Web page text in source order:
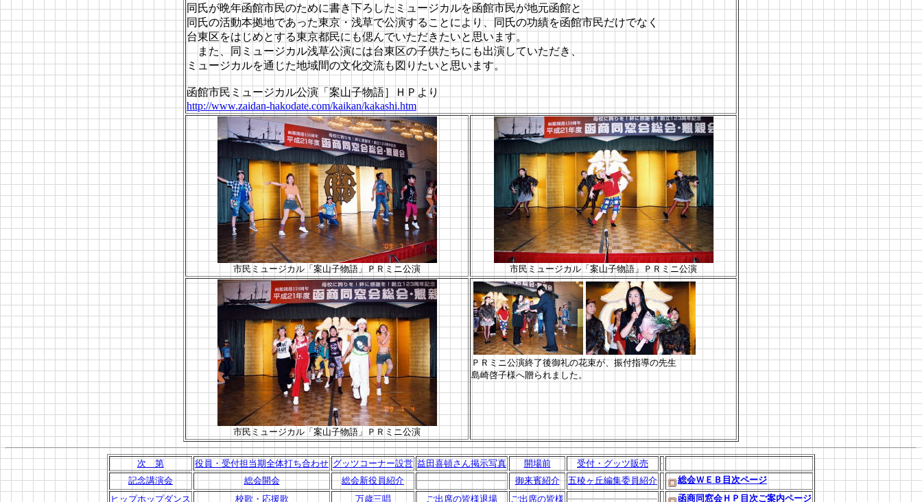
同氏が晩年函館市民のために書き下ろしたミュージカルを函館市民が地元函館と
同氏の活動本拠地であった東京・浅草で公演することにより、同氏の功績を函館市民だけでなく
台東区をはじめとする東京都民にも偲んでいただきたいと思います。
また、同ミュージカル浅草公演には台東区の子供たちにも出演していただき、
ミュージカルを通じた地域間の文化交流も図りたいと思います。
函館市民ミュージカル公演「案山子物語］ＨＰより
http://www.zaidan-hakodate.com/kaikan/kakashi.htm
市民ミュージカル「案山子物語」ＰＲミニ公演 市民ミュージカル「案山子物語」ＰＲミニ公演
市民ミュージカル「案山子物語」ＰＲミニ公演
ＰＲミニ公演終了後御礼の花束が、振付指導の先生
島崎啓子様へ贈られました。
次 第 役員・受付担当期全体打ち合わせ グッツコーナー設営 益田喜頓さん掲示写真 開場前
受付・グッツ販売
記念講演会
総会開会 総会新役員紹介 御来賓紹介 五稜ヶ丘編集委員紹介
総会ＷＥＢ目次ページ
ヒップホップダンス
校歌・応援歌 万歳三唱 ご出席の皆様退場 ご出席の皆様 函商同窓会ＨＰ目次ご案内ページ